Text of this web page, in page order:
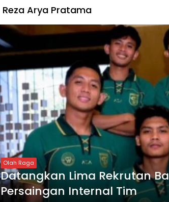
Reza Arya Pratama
Olah Raga
Datangkan Lima Rekrutan
Persaingan Internal Tim